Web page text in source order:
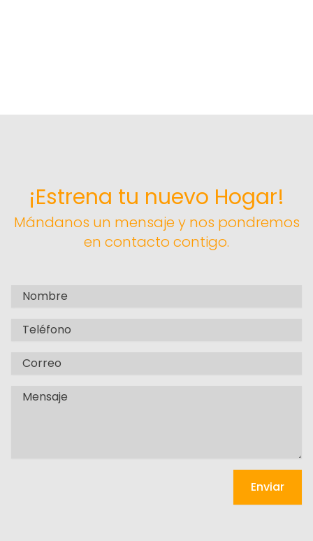
¡Estrena tu nuevo Hogar!
Mándanos un mensaje y nos pondremos
en contacto contigo.
Full name
Phone
Email
Message
Enviar